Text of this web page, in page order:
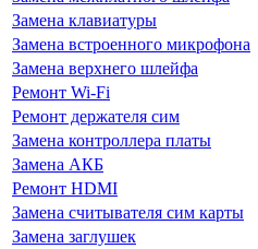
Замена клавиатуры
Замена встроенного микрофона
Замена верхнего шлейфа
Ремонт Wi-Fi
Ремонт держателя сим
Замена контроллера платы
Замена АКБ
Ремонт HDMI
Замена считывателя сим карты
Замена заглушек